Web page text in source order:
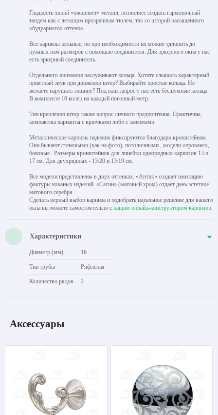
Гладкость линий «оживляет» металл, позволяет создать гармоничный
тандем как с летящим прозрачным тюлем, так со шторой насыщенного
«будуарного» оттенка.
Все карнизы цельные, но при необходимости их можно удлинить до
нужных вам размеров с помощью соединителя. Для эркерного окна у нас
есть эркерный соединитель.
Отдельного внимания заслуживают кольца. Хотите слышать характерный
приятный звук при движении штор? Выбирайте простые кольца. Не
желаете нарушать тишину? Под ваш запрос у нас есть бесшумные кольца.
В комплекте 10 колец на каждый погонный метр.
Тип крепления штор также вопрос личного предпочтения. Практичны,
компактны варианты с крючками либо с зажимами.
Металлические карнизы надежно фиксируются благодаря кронштейнам.
Они бывают стеновыми (как на фото), потолочными , модели «прованс»,
боковые . Размеры кронштейнов для линейки однорядных карнизов 13 и
17 см. Для двухрядных - 13/20 и 13/19 см.
Все модели представлены в двух оттенках. «Антик» создает имитацию
фактуры кованых изделий. «Сатин» (матовый хром) отдает дань эстетике
матового серебра.
Сделать верный выбор карниза и подобрать идеальное решение для вашего
окна вы можете самостоятельно с нашим онлайн-конструктором карнизов.
Характеристики
Диаметр (мм) 16
Тип трубы Рифлёная
Количество рядов 2
Аксессуары